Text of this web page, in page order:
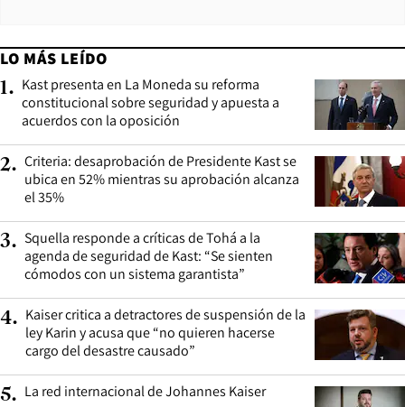
LO MÁS LEÍDO
1. Kast presenta en La Moneda su reforma
constitucional sobre seguridad y apuesta a
acuerdos con la oposición
2. Criteria: desaprobación de Presidente Kast se
ubica en 52% mientras su aprobación alcanza
el 35%
3. Squella responde a críticas de Tohá a la
agenda de seguridad de Kast: “Se sienten
cómodos con un sistema garantista”
4. Kaiser critica a detractores de suspensión de la
ley Karin y acusa que “no quieren hacerse
cargo del desastre causado”
5. La red internacional de Johannes Kaiser